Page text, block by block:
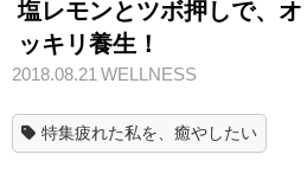
塩レモンとツボ押しで、
ッキリ養生！
2018.08.21 WELLNESS
特集疲れた私を、癒やしたい